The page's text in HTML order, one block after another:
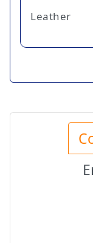
Leather